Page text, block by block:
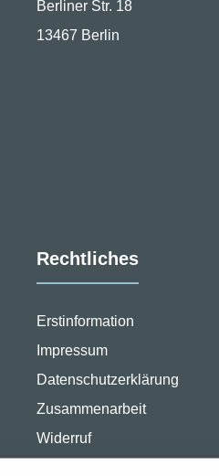
Berliner Str. 18
13467 Berlin
Rechtliches
Erstinformation
Impressum
Datenschutzerklärung
Zusammenarbeit
Widerruf
AGB für eVB sofort online